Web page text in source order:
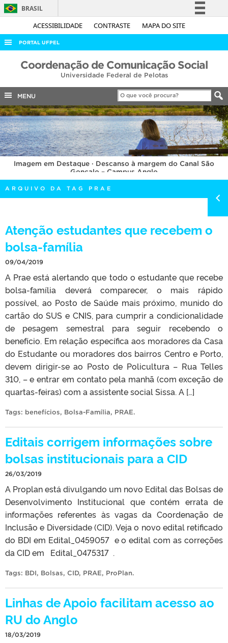
ACESSIBILIDADE CONTRASTE MAPA DO SITE
BRASIL
Simplifique!
Acesso à informação
Legislação
Canais
PORTAL UFPEL
ACESSO À INFORMAÇÃO
COBALTO
CONCURSOS
EDITAIS
INTERNACIONAL
OUVIDORIA
PORTARIAS
TELEFONES
Coordenação de Comunicação Social
Universidade Federal de Pelotas
MENU
Imagem em Destaque · Descanso à margem do Canal São
Gonçalo – Campus Anglo
ARQUIVO DA TAG PRAE
Atenção estudantes que recebem o
bolsa-família
09/04/2019
A Prae está alertando que todo o estudante que recebe
bolsa-família deverá comparecer, o mais rápido
possível, ao Posto de Saúde mais próximo, munido do
cartão do SUS e CNIS, para cumprir a condicionalidade
de pesagem semestral para seguir recebendo o
benefício. Em relação específica aos moradores da Casa
do Estudante ou moradores dos bairros Centro e Porto,
devem dirigir-se ao Posto de Policultura – Rua Telles
310, – e entrar em contato pela manhã (com exceção de
quartas-feiras) com a assistente social Sissa. A […]
Tags: benefícios, Bolsa-Família, PRAE.
Editais corrigem informações sobre
bolsas institucionais para a CID
26/03/2019
A Proplan está divulgando um novo Edital das Bolsas de
Desenvolvimento Institucional que contém errata de
informações referentes às vagas da Coordenação de
Inclusão e Diversidade (CID). Veja o novo edital retificado
do BDI em Edital_0459057 e o edital com as correções
da CID em Edital_0475317 .
Tags: BDI, Bolsas, CID, PRAE, ProPlan.
Linhas de Apoio facilitam acesso ao
RU do Anglo
18/03/2019